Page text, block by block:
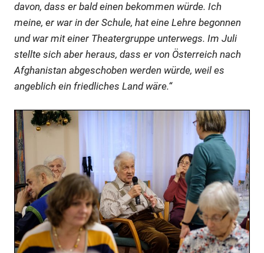
davon, dass er bald einen bekommen würde. Ich
meine, er war in der Schule, hat eine Lehre begonnen
und war mit einer Theatergruppe unterwegs. Im Juli
stellte sich aber heraus, dass er von Österreich nach
Afghanistan abgeschoben werden würde, weil es
angeblich ein friedliches Land wäre.“